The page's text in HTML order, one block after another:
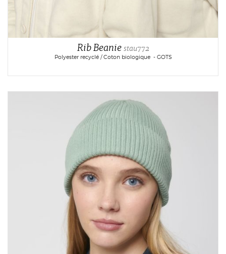
Rib Beanie stau772
Polyester recyclé / Coton biologique - GOTS